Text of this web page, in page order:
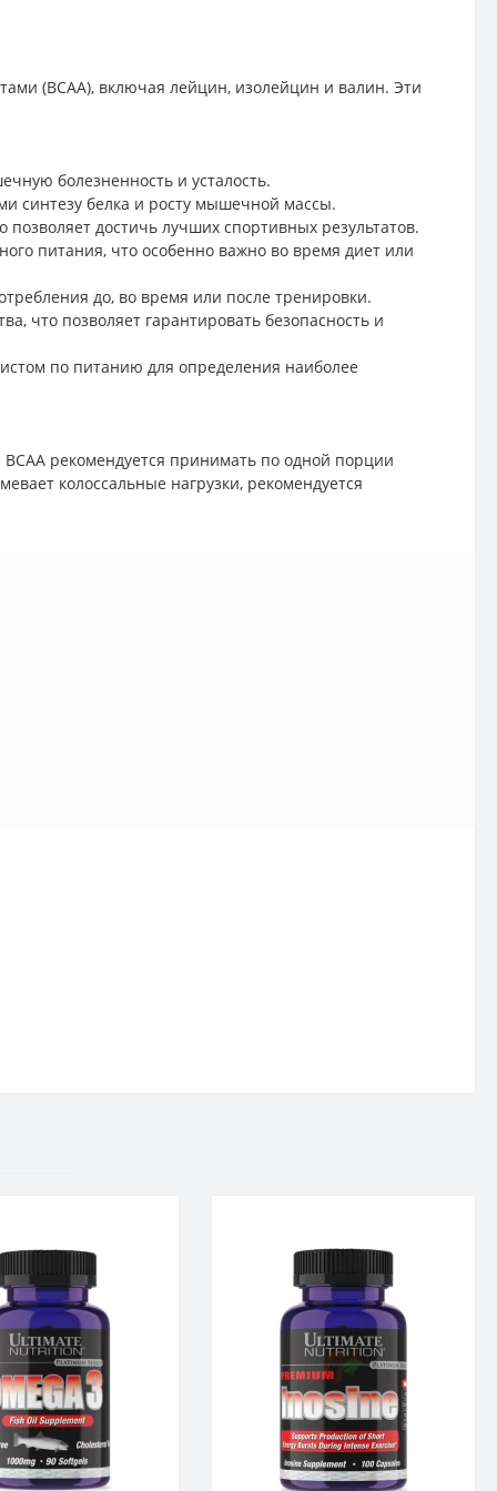
(BCAA), включая лейцин, изолейцин и валин. Эти
болезненность и усталость.
синтезу белка и росту мышечной массы.
достичь лучших спортивных результатов.
питания, что особенно важно во время диет или
до, во время или после тренировки.
что позволяет гарантировать безопасность и
по питанию для определения наиболее
рекомендуется принимать по одной порции
колоссальные нагрузки, рекомендуется